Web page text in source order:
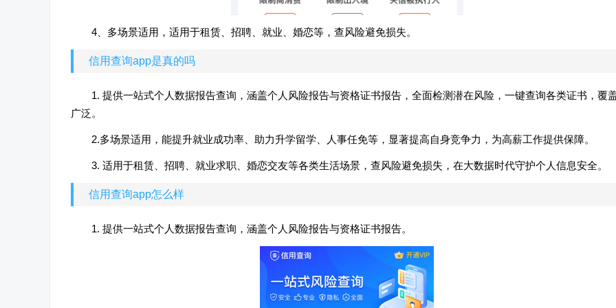
4、多场景适用，适用于租赁、招聘、就业、婚恋等，查风险避免损失。
信用查询app是真的吗
1. 提供一站式个人数据报告查询，涵盖个人风险报告与资格证书报告，全面检测潜在风险，一键查询各类证书，覆
广泛。
2.多场景适用，能提升就业成功率、助力升学留学、人事任免等，显著提高自身竞争力，为高薪工作提供保障。
3. 适用于租赁、招聘、就业求职、婚恋交友等各类生活场景，查风险避免损失，在大数据时代守护个人信息安全。
信用查询app怎么样
1. 提供一站式个人数据报告查询，涵盖个人风险报告与资格证书报告。